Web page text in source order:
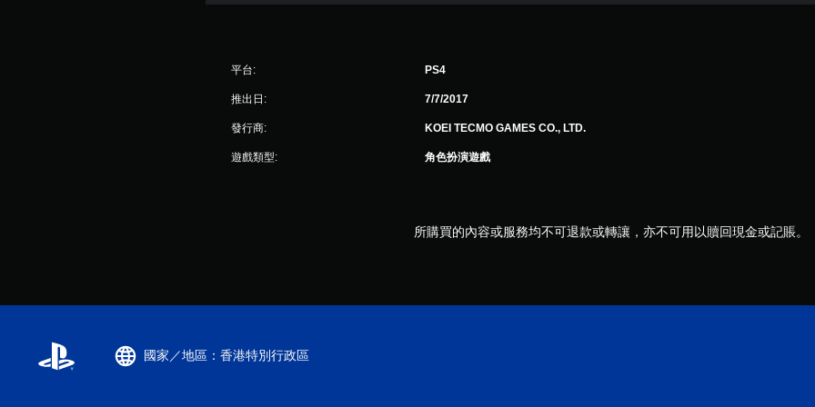
平台: PS4
推出日: 7/7/2017
發行商: KOEI TECMO GAMES CO., LTD.
遊戲類型: 角色扮演遊戲
所購買的內容或服務均不可退款或轉讓，亦不可用以贖回現金或記賬。
國家／地區：香港特別行政區